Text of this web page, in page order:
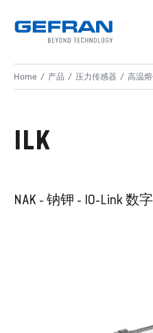
Home 产品 压力传感器 高温
ILK
NAK - 钠钾 - IO-Link 数